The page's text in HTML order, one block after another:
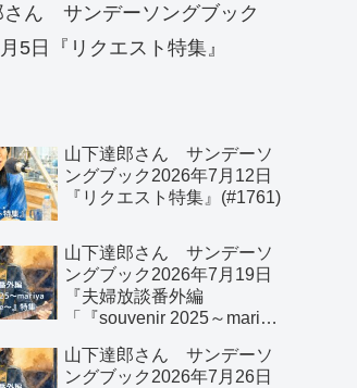
さん サンデーソングブック
5日『リクエスト特集』
山下達郎さん サンデーソ
ングブック2026年7月12日
『リクエスト特集』(#1761)
山下達郎さん サンデーソ
ングブック2026年7月19日
『夫婦放談番外編
「『souvenir 2025～mariya
(#1762)
山下達郎さん サンデーソ
ングブック2026年7月26日